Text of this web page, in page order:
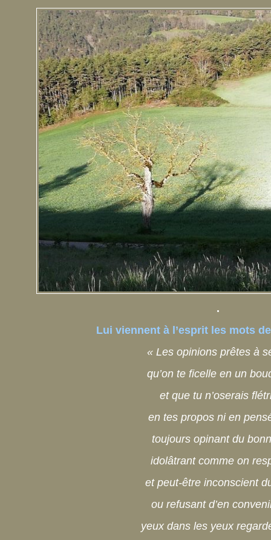
.
Lui viennent à l’esprit les mots
« Les opinions prêtes à
qu’on te ficelle en un
et que tu n’oserais
en tes propos ni en
toujours opinant du
idolâtrant comme on
et peut-être inconscient
ou refusant d’en
yeux dans les yeux